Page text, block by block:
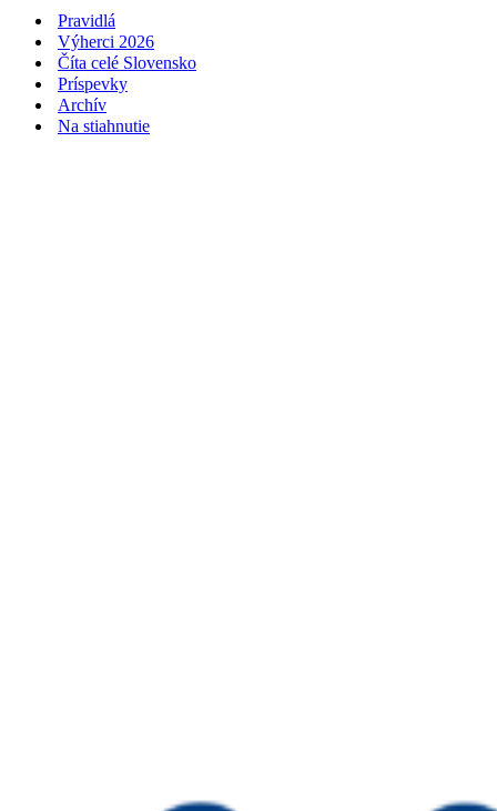
Pravidlá
Výherci 2026
Číta celé Slovensko
Príspevky
Archív
Na stiahnutie